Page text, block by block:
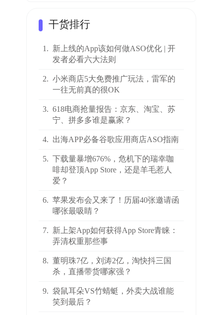
干货排行
1. 新上线的App该如何做ASO优化 | 开
发者必看六大法则
2. 小米商店5大免费推广玩法，雷军的
一往无前真的很OK
3. 618电商抢量报告：京东、淘宝、苏
宁、拼多多谁是赢家？
4. 出海APP必备谷歌应用商店ASO指南
5. 下载量暴增676%，危机下的瑞幸咖
啡却登顶App Store，还是羊毛惹人
爱？
6. 苹果发布会又来了！历届40张邀请函
哪张最吸睛？
7. 新上架App如何获得App Store青睐：
弄清权重那些事
8. 董明珠7亿，刘涛2亿，淘快抖三国
杀，直播带货哪家强？
9. 袋鼠耳朵VS竹蜻蜓，外卖大战谁能
笑到最后？